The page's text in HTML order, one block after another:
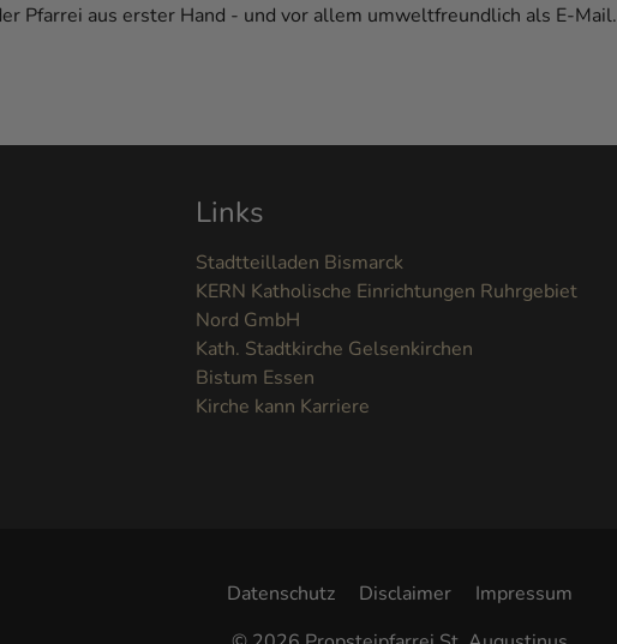
Pfarrei aus erster Hand - und vor allem umweltfreundlich als E-Mail.
Links
Stadtteilladen Bismarck
KERN Katholische Einrichtungen Ruhrgebiet
Nord GmbH
Kath. Stadtkirche Gelsenkirchen
Bistum Essen
Kirche kann Karriere
Datenschutz Disclaimer
Impressum